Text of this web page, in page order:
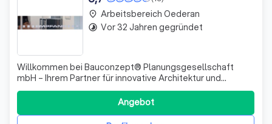
Willkommen bei Bauconzept® Planungsgesellschaft
mbH – Ihrem Partner für innovative Architektur und
Ingenieurlösungen! Seit unserer Gründung im Jahr 1991
haben wir uns als eines der führenden Architektur- und
Ingenieurbüros im Osten Deutschlands etabliert. Mit über
165 engagierten Mitarbeiterinnen un
Angebot
place Arbeitsbereich Oederan
timelapse Vor 32 Jahren gegründet